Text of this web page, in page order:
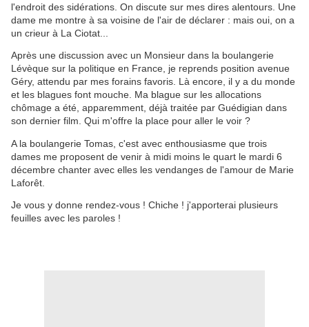
l'endroit des sidérations. On discute sur mes dires alentours. Une
dame me montre à sa voisine de l'air de déclarer : mais oui, on a
un crieur à La Ciotat...
Après une discussion avec un Monsieur dans la boulangerie
Lévèque sur la politique en France, je reprends position avenue
Géry, attendu par mes forains favoris. Là encore, il y a du monde
et les blagues font mouche. Ma blague sur les allocations
chômage a été, apparemment, déjà traitée par Guédigian dans
son dernier film. Qui m'offre la place pour aller le voir ?
A la boulangerie Tomas, c'est avec enthousiasme que trois
dames me proposent de venir à midi moins le quart le mardi 6
décembre chanter avec elles les vendanges de l'amour de Marie
Laforêt.
Je vous y donne rendez-vous ! Chiche ! j'apporterai plusieurs
feuilles avec les paroles !